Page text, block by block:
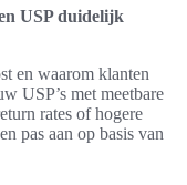
USP duidelijk
en waarom klanten
USP’s met meetbare
rates of hogere
pas aan op basis van